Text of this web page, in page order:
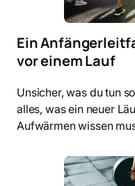
Ein
vor einem Lauf
Unsicher, was du tun
alles, was ein neuer
Aufwärmen wissen